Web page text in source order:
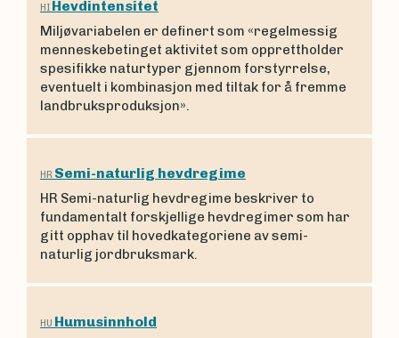
HI Hevdintensitet
Miljøvariabelen er definert som «regelmessig
menneskebetinget aktivitet som opprettholder
spesifikke naturtyper gjennom forstyrrelse,
eventuelt i kombinasjon med tiltak for å fremme
landbruksproduksjon».
HR Semi-naturlig hevdregime
HR Semi-naturlig hevdregime beskriver to
fundamentalt forskjellige hevdregimer som har
gitt opphav til hovedkategoriene av semi-
naturlig jordbruksmark.
HU Humusinnhold